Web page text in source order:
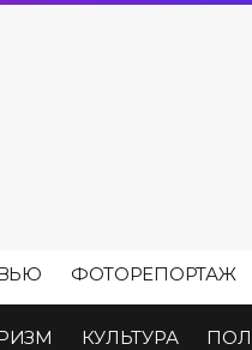
ФОТОРЕПОРТАЖ
КУЛЬТУРА